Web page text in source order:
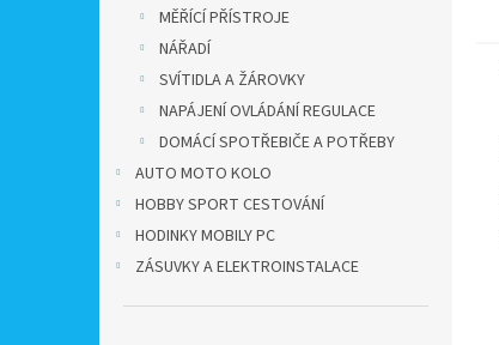
MĚŘÍCÍ PŘÍSTROJE
NÁŘADÍ
SVÍTIDLA A ŽÁROVKY
NAPÁJENÍ OVLÁDÁNÍ REGULACE
DOMÁCÍ SPOTŘEBIČE A POTŘEBY
AUTO MOTO KOLO
HOBBY SPORT CESTOVÁNÍ
HODINKY MOBILY PC
ZÁSUVKY A ELEKTROINSTALACE